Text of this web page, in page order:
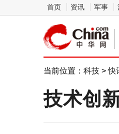
首页 资讯 军事
当前位置： 科技 >快
技术创